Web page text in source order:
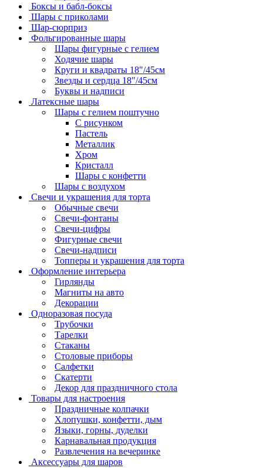
Боксы и бабл-боксы
Шары с приколами
Шар-сюрприз
Фольгированные шары
Шары фигурные с гелием
Ходячие шары
Круги и квадраты 18"/45см
Звезды и сердца 18"/45см
Буквы и надписи
Латексные шары
Шары с гелием поштучно
С рисунком
Пастель
Металлик
Хром
Кристалл
Шары с конфетти
Шары с воздухом
Свечи и украшения для торта
Обычные свечи
Свечи-фонтаны
Свечи-цифры
Фигурные свечи
Свечи-надписи
Топперы и украшения для торта
Оформление интерьера
Гирлянды
Магниты на авто
Декорации
Одноразовая посуда
Трубочки
Тарелки
Стаканы
Столовые приборы
Салфетки
Скатерти
Декор для праздничного стола
Товары для настроения
Праздничные колпачки
Хлопушки, конфетти, дым
Языки, горны, дуделки
Карнавальная продукция
Развлечения на вечеринке
Аксессуары для шаров